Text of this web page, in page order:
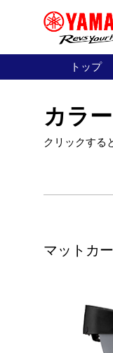
トップ
カラ
クリックする
マットカ